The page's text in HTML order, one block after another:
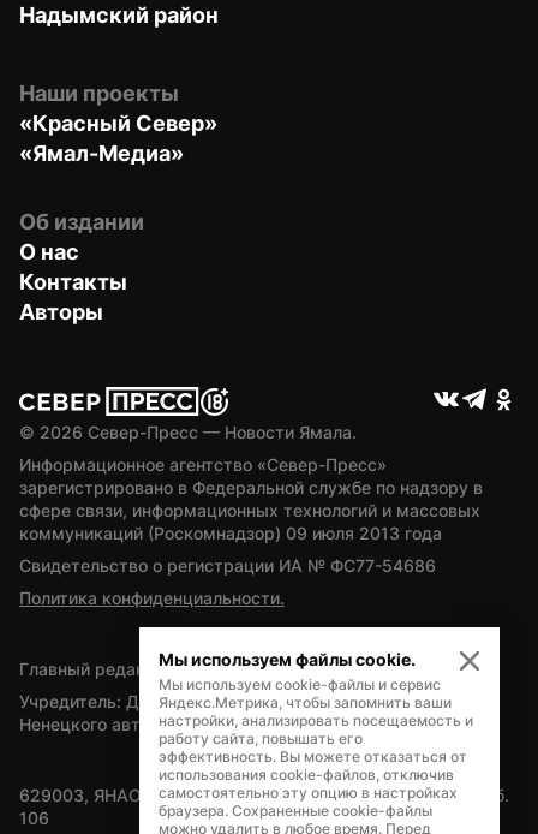
Надымский район
Наши проекты
«Красный Север»
«Ямал-Медиа»
Об издании
О нас
Контакты
Авторы
© 2026 Север-Пресс — Новости Ямала.
Информационное агентство «Север-Пресс»
зарегистрировано в Федеральной службе по надзору в
сфере связи, информационных технологий и массовых
коммуникаций (Роскомнадзор) 09 июля 2013 года
Свидетельство о регистрации ИА № ФС77-54686
Политика конфиденциальности.
Главный редактор — А.Л. Поздеев
Учредитель: Департамент внутренней политики Ямало-
Ненецкого автономного округа
629003, ЯНАО, Салехард, мкр. Богдана Кнунянца, д.1, каб.
106
Мы используем файлы cookie.
Мы используем cookie-файлы и сервис
Яндекс.Метрика, чтобы запомнить ваши
настройки, анализировать посещаемость и
работу сайта, повышать его
эффективность. Вы можете отказаться от
использования cookie-файлов, отключив
самостоятельно эту опцию в настройках
браузера. Сохраненные cookie-файлы
можно удалить в любое время. Перед